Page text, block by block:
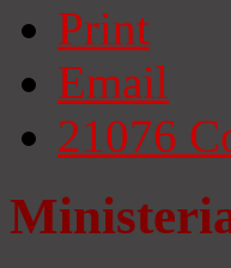
Print
Email
21076